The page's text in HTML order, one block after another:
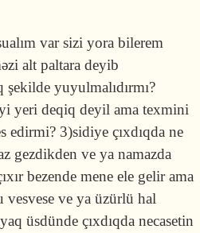
var sizi yora bilerem
alt paltara deyib
yuyulmalıdırmı?
yeri deqiq deyil ama texmini
edirmi? 3)sidiye çıxdıqda ne
gezdikden ve ya namazda
bezende mene ele gelir ama
ve ya üzürlü hal
üsdünde çıxdıqda necasetin